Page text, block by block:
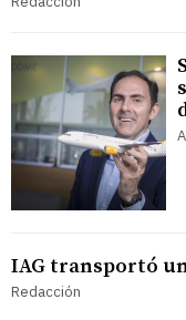
IAG transportó un
Redacción